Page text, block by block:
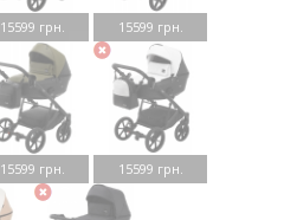
15599 грн. 15599 грн.
15599 грн. 15599 грн.